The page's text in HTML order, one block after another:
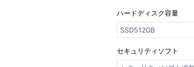
ハードディスク容量
セキュリティソフト